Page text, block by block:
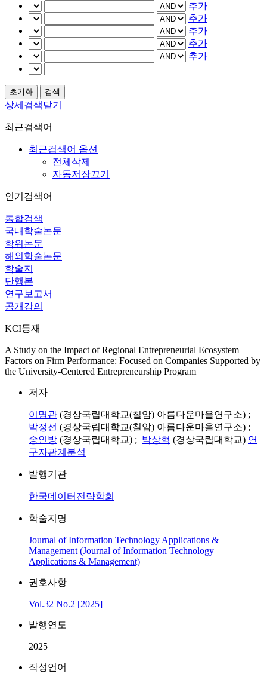
추가
추가
추가
추가
추가
상세검색닫기
최근검색어
최근검색어 옵션
전체삭제
자동저장끄기
인기검색어
통합검색
국내학술논문
학위논문
해외학술논문
학술지
단행본
연구보고서
공개강의
KCI등재
A Study on the Impact of Regional Entrepreneurial Ecosystem
Factors on Firm Performance: Focused on Companies Supported by
the University-Centered Entrepreneurship Program
저자
이명관 (경상국립대학교(칠암) 아름다운마을연구소) ;
박정선 (경상국립대학교(칠암) 아름다운마을연구소) ;
송인방 (경상국립대학교) ; 박상혁 (경상국립대학교) 연
구자관계분석
발행기관
한국데이터전략학회
학술지명
Journal of Information Technology Applications &
Management (Journal of Information Technology
Applications & Management)
권호사항
Vol.32 No.2 [2025]
발행연도
2025
작성언어